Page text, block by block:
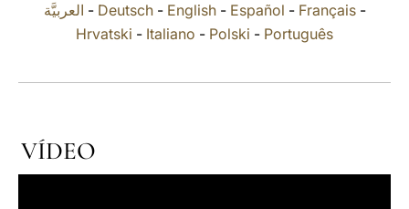
العربيَّة - Deutsch- English- Español - Français-
Hrvatski - Italiano - Polski - Português
VÍDEO